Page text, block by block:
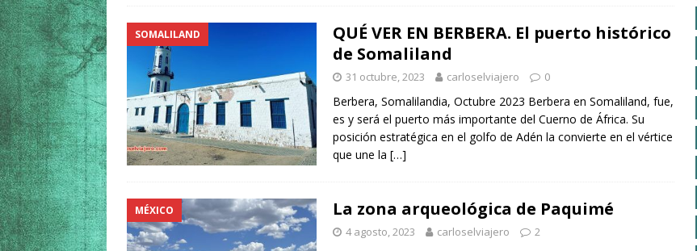
SOMALILAND
QUÉ VER EN BERBERA. El puerto histórico
de Somaliland
31 octubre, 2023 carloselviajero 0
Berbera, Somalilandia, Octubre 2023 Berbera en Somaliland, fue,
es y será el puerto más importante del Cuerno de África. Su
posición estratégica en el golfo de Adén la convierte en el vértice
que une la […]
MÉXICO La zona arqueológica de Paquimé
4 agosto, 2023 carloselviajero 2